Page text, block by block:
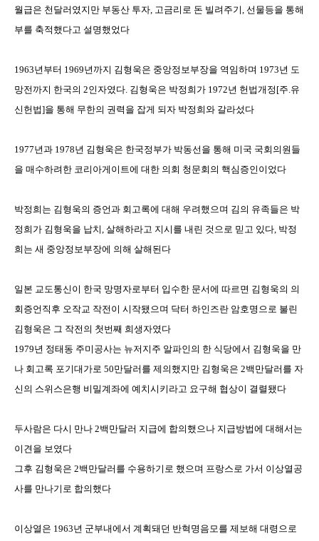
월급은 천달러였지만 부동산 투자, 고금리로 돈 빌려주기, 선물등을 통해
부를 축적했다고 설명했었다
1963년부터 1969년까지 김형욱은 중앙정보부장을 역임하며 1973년 도
망전까지 한국의 2인자였다. 김형욱은 박정희가 1972년 헌법개정 [주.유
신헌법]을 통해 무한의 권력을 잡게 되자 박정희와 갈라섰다
1977년과 1978년 김형욱은 한국정부가 박동선을 통해 미국 국회의원들
을 매수하려한 코리아게이트에 대한 의회 청문회의 핵심증인이었다
박정희는 김형욱의 증언과 회고록에 대해 우려했으며 김의 유족들은 박
정희가 김형욱을 납치, 살해하라고 지시를 내린 것으로 믿고 있다, 박정
희는 새 중앙정보부장에 의해 살해된다
일본 교도통신이 한국 망명자로부터 입수한 문서에 따르면 김형욱의 의
회증언직후 오작교 작전이 시작됐으며 닥터 하인즈란 암호명으로 불린
김형욱은 그 작전의 첫번째 희생자였다
1979년 정태동 주미공사는 뉴저지주 알파인의 한 식당에서 김형욱을 만
나 회고록 포기대가로 50만달러를 제의했지만 김형욱은 2백만달러를 자
신의 스위스은행 비밀계좌에 예치시키라고 요구해 협상이 결렬됐다
두사람은 다시 만나 2백만달러 지급에 합의했으나 지급방법에 대해서는
이견을 보였다
그후 김형욱은 2백만달러를 수용하기로 했으며 프랑스로 가서 이상열공
사를 만나기로 합의했다
이상열은 1963년 군부내에서 계획돼던 반혁명음모를 제보해 대령으로